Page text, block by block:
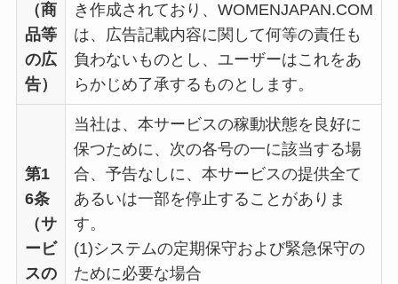
（商
品等
の広
告）
き作成されており、WOMENJAPAN.COM
は、広告記載内容に関して何等の責任も
負わないものとし、ユーザーはこれをあ
らかじめ了承するものとします。
第1
6条
（サ
ービ
スの
当社は、本サービスの稼動状態を良好に
保つために、次の各号の一に該当する場
合、予告なしに、本サービスの提供全て
あるいは一部を停止することがありま
す。
(1)システムの定期保守および緊急保守の
ために必要な場合